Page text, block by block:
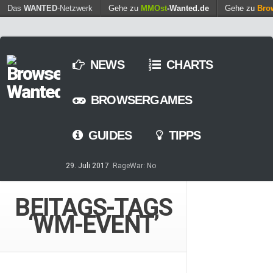
Das WANTED-Netzwerk Gehe zu MMOst-Wanted.de Gehe zu
NEWS CHARTS
BROWSERGAMES
GUIDES TIPPS
29. Juli 2017
RageWar: No
Games – so geht’s
7. März 2017 Casino-Spiele
am Browser – kostenlos und
BEITAGS-TAGS
‘WM-EVENT’
Find out more. Okay, thanks